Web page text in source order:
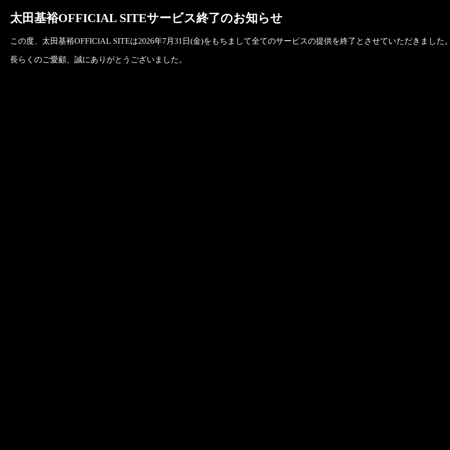
太田基裕OFFICIAL SITEサービス終了のお知らせ
この度、太田基裕OFFICIAL SITEは2026年7月31日(金)をもちまして全てのサービスの提供を終了とさせていただきました
長らくのご愛顧、誠にありがとうございました。